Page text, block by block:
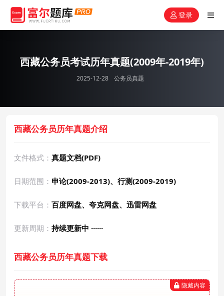
登录
西藏公务员考试历年真题(2009年-2019年)
2025-12-28 公务员真题
西藏公务员历年真题介绍
文件格式： 真题文档(PDF)
日期范围： 申论(2009-2013)、行测(2009-2019)
下载平台： 百度网盘、夸克网盘、迅雷网盘
更新周期： 持续更新中 ······
西藏公务员历年真题下载
隐藏内容